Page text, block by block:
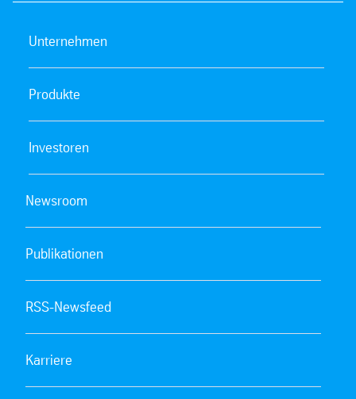
Unternehmen
Produkte
Investoren
Newsroom
Publikationen
RSS-Newsfeed
Karriere